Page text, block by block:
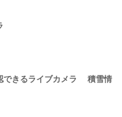
できるライブカメラ 積雪情